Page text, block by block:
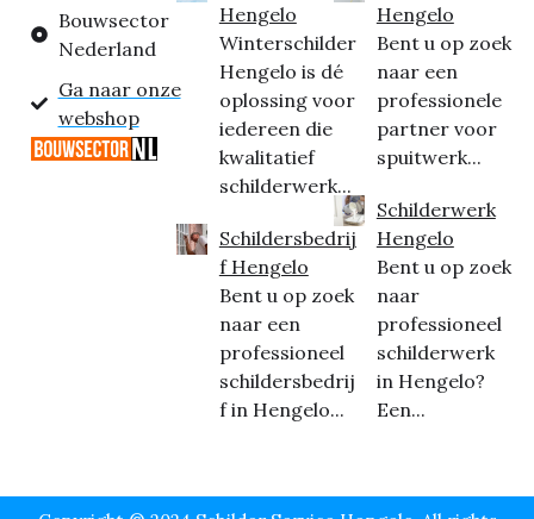
Bouwsector
Nederland
Ga naar onze
webshop
Hengelo
Winterschilder
Hengelo is dé
oplossing voor
iedereen die
kwalitatief
schilderwerk...
Schildersbedrij
f Hengelo
Bent u op zoek
naar een
professioneel
schildersbedrij
f in Hengelo...
Hengelo
Bent u op zoek
naar een
professionele
partner voor
spuitwerk...
Schilderwerk
Hengelo
Bent u op zoek
naar
professioneel
schilderwerk
in Hengelo?
Een...